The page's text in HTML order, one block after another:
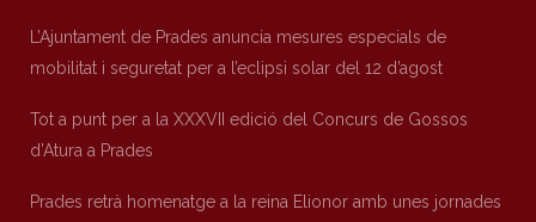
L’Ajuntament de Prades anuncia mesures especials de
mobilitat i seguretat per a l’eclipsi solar del 12 d’agost
Tot a punt per a la XXXVII edició del Concurs de Gossos
d’Atura a Prades
Prades retrà homenatge a la reina Elionor amb unes jornades